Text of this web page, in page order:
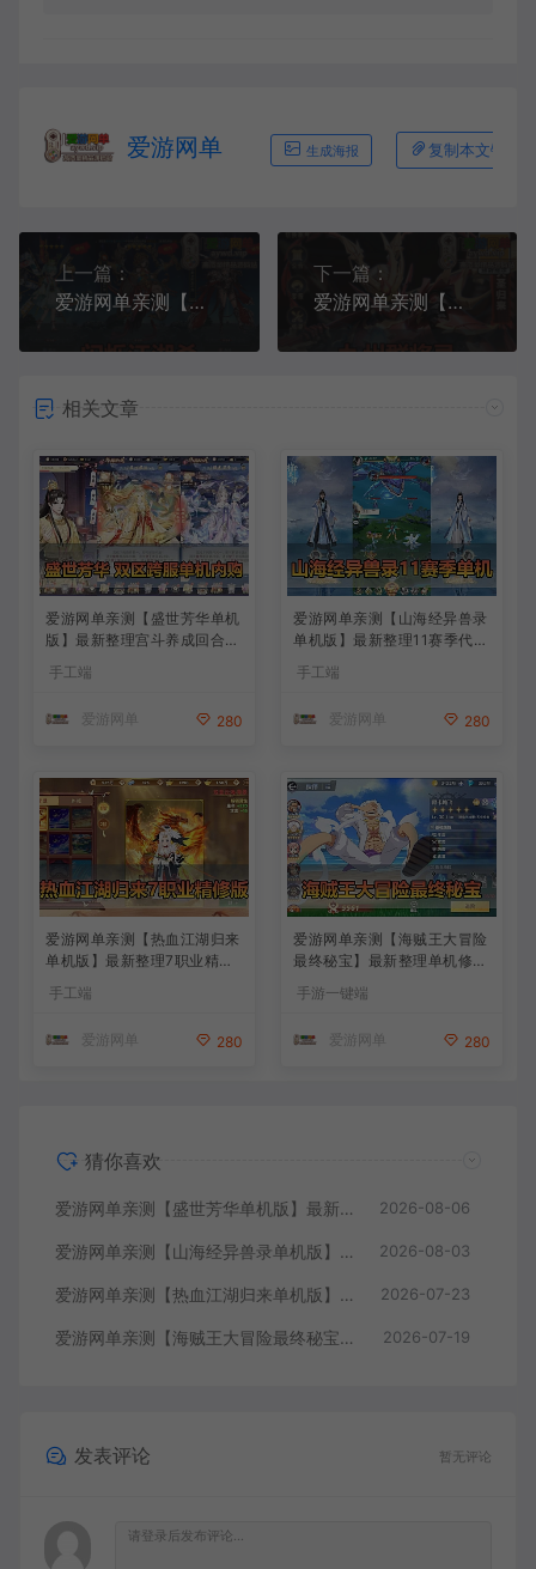
爱游网单 生成海报 复制本文链接
上一篇：
爱游网单亲测【闪烁江湖杀】精美二次元立绘手游单机版网页GM后台虚拟机一键端视频安装教学+手工端文本教学
下一篇：
爱游网单亲测【九州群将录】代金券内购单机版 网页GM后台虚拟机一键端视频安装教学+手工外网端文本教学
相关文章
爱游网单亲测【盛世芳华单机
版】最新整理宫斗养成回合抽
一键端视频教学+linux手工外
手工端
爱游网单 280
爱游网单亲测【山海经异兽录
单机版】最新整理11赛季代金
模拟器手游 解压一键端 视频
手工端
爱游网单 280
爱游网单亲测【热血江湖归来
单机版】最新整理7职业精修
多项修复 带网页GM物品后台
代金券内购 虚拟机一键端视
手工端
爱游网单 280
爱游网单亲测【海贼王大冒险
最终秘宝】最新整理单机修复
版 带网页GM充值物品后台
回合制抽卡模拟器手游 虚拟
本教学
手游一键端
爱游网单 280
猜你喜欢
爱游网单亲测【盛世芳华单机版】最新整理宫斗养成回合抽卡多区跨服代金券内购虚拟机一键端视频教学+linux手工外网端文本教学 2026-08-06
爱游网单亲测【山海经异兽录单机版】最新整理11赛季代金券内购版 带GM物品充值后台 模拟器手游 解压一键端 视频安装教学+手工端文本教学 2026-08-03
爱游网单亲测【热血江湖归来单机版】最新整理7职业精修多项修复 带网页GM物品后台 代金券内购 虚拟机一键端视频安装教学+手工端文本教学 2026-07-23
爱游网单亲测【海贼王大冒险最终秘宝】最新整理单机修复版 带网页GM充值物品后台 回合制抽卡模拟器手游 虚拟机一键端视频教学+手工端文本教学 2026-07-19
发表评论 暂无评论